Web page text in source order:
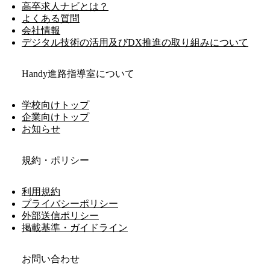
高卒求人ナビとは？
よくある質問
会社情報
デジタル技術の活用及びDX推進の取り組みについて
Handy進路指導室について
学校向けトップ
企業向けトップ
お知らせ
規約・ポリシー
利用規約
プライバシーポリシー
外部送信ポリシー
掲載基準・ガイドライン
お問い合わせ